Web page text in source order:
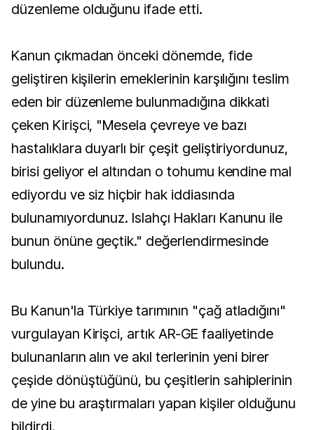
düzenleme olduğunu ifade etti.
Kanun çıkmadan önceki dönemde, fide
geliştiren kişilerin emeklerinin karşılığını teslim
eden bir düzenleme bulunmadığına dikkati
çeken Kirişci, "Mesela çevreye ve bazı
hastalıklara duyarlı bir çeşit geliştiriyordunuz,
birisi geliyor el altından o tohumu kendine mal
ediyordu ve siz hiçbir hak iddiasında
bulunamıyordunuz. Islahçı Hakları Kanunu ile
bunun önüne geçtik." değerlendirmesinde
bulundu.
Bu Kanun'la Türkiye tarımının "çağ atladığını"
vurgulayan Kirişci, artık AR-GE faaliyetinde
bulunanların alın ve akıl terlerinin yeni birer
çeşide dönüştüğünü, bu çeşitlerin sahiplerinin
de yine bu araştırmaları yapan kişiler olduğunu
bildirdi.